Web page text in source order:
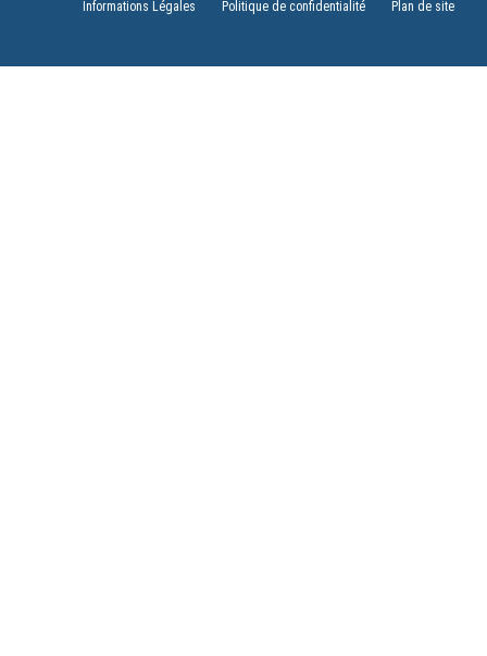
Informations Légales Politique de confidentialité Plan de site